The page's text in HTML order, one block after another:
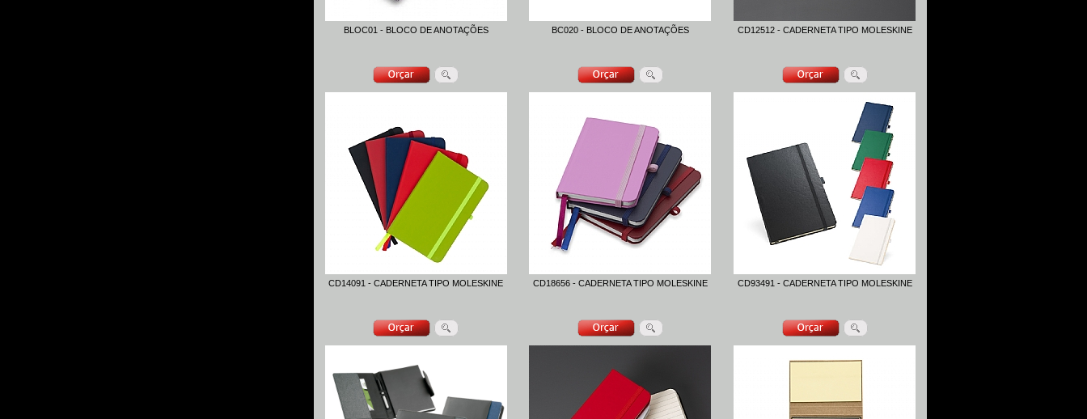
BLOC01 - BLOCO DE ANOTAÇÕES BC020 - BLOCO DE ANOTAÇÕES CD12512 - CADERNETA TIPO MOLESKINE
CD14091 - CADERNETA TIPO MOLESKINE CD18656 - CADERNETA TIPO MOLESKINE CD93491 - CADERNETA TIPO MOLESKINE